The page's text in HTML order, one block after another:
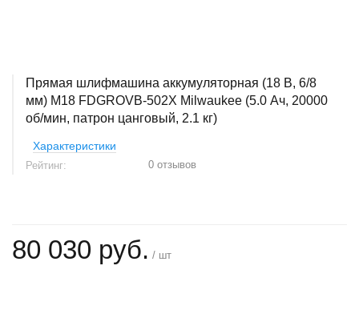
Прямая шлифмашина аккумуляторная (18 В, 6/8
мм) M18 FDGROVB-502X Milwaukee (5.0 Ач, 20000
об/мин, патрон цанговый, 2.1 кг)
Характеристики
Рейтинг: 0 отзывов
80 030 руб. / шт